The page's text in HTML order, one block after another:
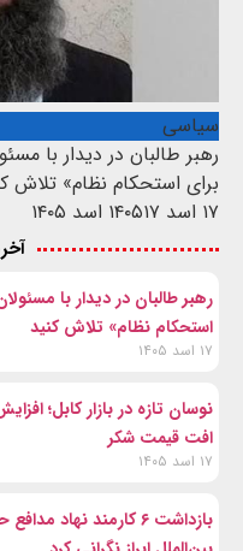
سیاسی
رهبر طالبان در دیدار با
برای استحکام نظام» تلاش
۱۷ اسد ۱۴۰۵
۱۷ اسد ۱۴۰۵
رهبر طالبان در دیدار با
استحکام نظام» تلاش کنید
۱۷ اسد ۱۴۰۵
نوسان تازه در بازار کابل؛
افت قیمت شکر
۱۷ اسد ۱۴۰۵
بازداشت ۶ کارمند نهاد